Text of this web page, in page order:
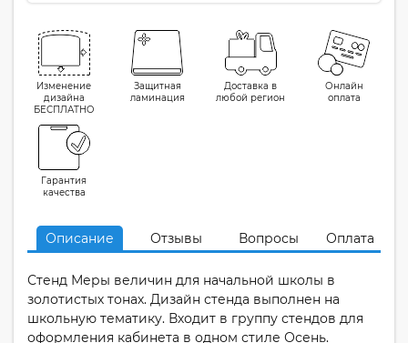
Изменение
дизайна
БЕСПЛАТНО
Защитная
ламинация
Доставка в
любой регион
Онлайн
оплата
Гарантия
качества
Описание Отзывы Вопросы Оплата
Стенд Меры величин для начальной школы в
золотистых тонах. Дизайн стенда выполнен на
школьную тематику. Входит в группу стендов для
оформления кабинета в одном стиле Осень.